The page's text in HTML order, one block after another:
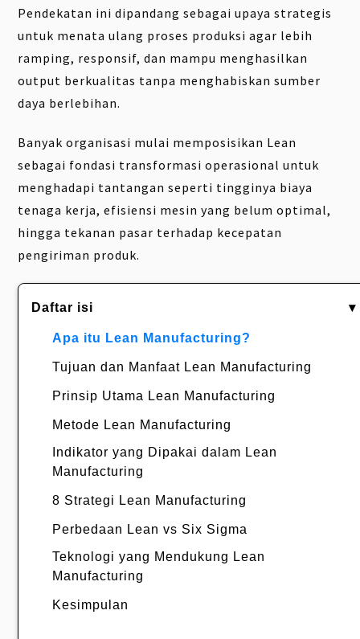
Pendekatan ini dipandang sebagai upaya strategis
untuk menata ulang proses produksi agar lebih
ramping, responsif, dan mampu menghasilkan
output berkualitas tanpa menghabiskan sumber
daya berlebihan.
Banyak organisasi mulai memposisikan Lean
sebagai fondasi transformasi operasional untuk
menghadapi tantangan seperti tingginya biaya
tenaga kerja, efisiensi mesin yang belum optimal,
hingga tekanan pasar terhadap kecepatan
pengiriman produk.
Daftar isi ▾
Apa itu Lean Manufacturing?
Tujuan dan Manfaat Lean Manufacturing
Prinsip Utama Lean Manufacturing
Metode Lean Manufacturing
Indikator yang Dipakai dalam Lean
Manufacturing
8 Strategi Lean Manufacturing
Perbedaan Lean vs Six Sigma
Teknologi yang Mendukung Lean
Manufacturing
Kesimpulan